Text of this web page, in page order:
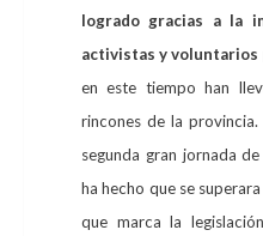
logrado gracias a la
activistas y voluntarios
en este tiempo han
rincones de la
segunda gran jornada
ha hecho que se
que marca la